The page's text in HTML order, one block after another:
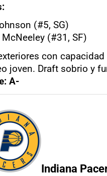
(#5, SG)
(#31, SF)
con
joven. Draft sobrio y
A-
Indiana